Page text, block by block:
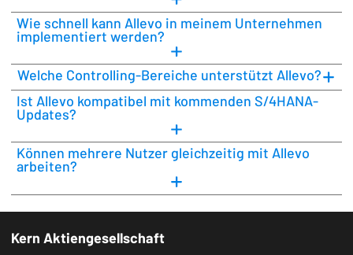
Wie schnell kann Allevo in meinem Unternehmen
implementiert werden?
Welche Controlling-Bereiche unterstützt Allevo?
Ist Allevo kompatibel mit kommenden S/4HANA-
Updates?
Können mehrere Nutzer gleichzeitig mit Allevo
arbeiten?
Kern Aktiengesellschaft